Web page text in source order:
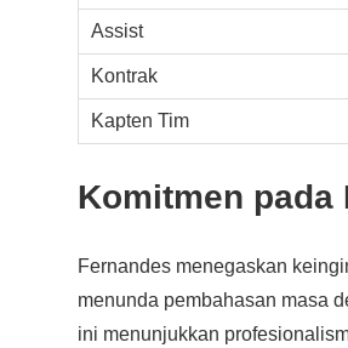
Assist
Kontrak
Kapten Tim
Komitmen pada
Fernandes menegaskan
menunda pembahasan masa
ini menunjukkan